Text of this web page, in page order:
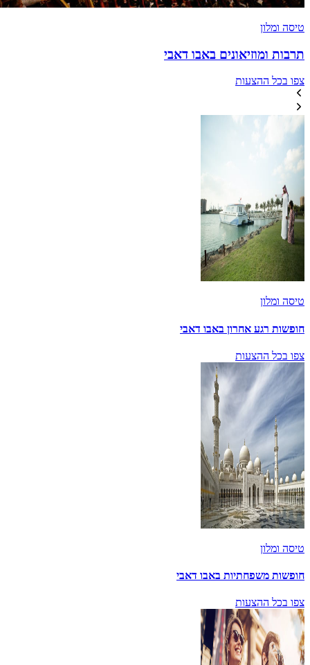
טיסה ומלון
תרבות ומוזיאונים באבו דאבי
צפו בכל ההצעות
טיסה ומלון
חופשות רגע אחרון באבו דאבי
צפו בכל ההצעות
טיסה ומלון
חופשות משפחתיות באבו דאבי
צפו בכל ההצעות